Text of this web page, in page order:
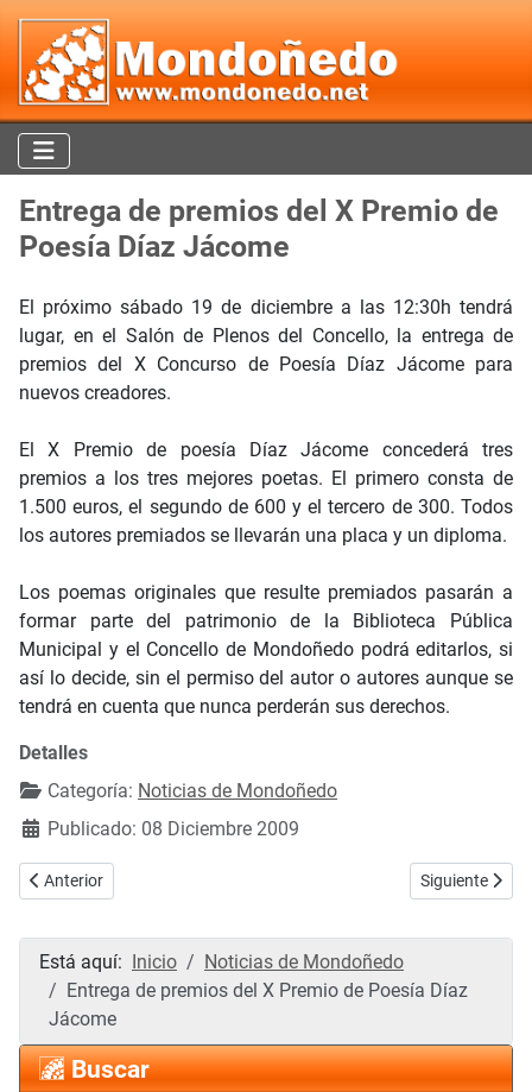
Entrega de premios del X Premio de
Poesía Díaz Jácome
El próximo sábado 19 de diciembre a las 12:30h tendrá
lugar, en el Salón de Plenos del Concello, la entrega de
premios del X Concurso de Poesía Díaz Jácome para
nuevos creadores.
El X Premio de poesía Díaz Jácome concederá tres
premios a los tres mejores poetas. El primero consta de
1.500 euros, el segundo de 600 y el tercero de 300. Todos
los autores premiados se llevarán una placa y un diploma.
Los poemas originales que resulte premiados pasarán a
formar parte del patrimonio de la Biblioteca Pública
Municipal y el Concello de Mondoñedo podrá editarlos, si
así lo decide, sin el permiso del autor o autores aunque se
tendrá en cuenta que nunca perderán sus derechos.
Detalles
Categoría: Noticias de Mondoñedo
Publicado: 08 Diciembre 2009
Artículo anterior: VÍDEO: La TVG dedicó el "Alalá" de esta semana a
Anterior Artículo
Siguiente
Está aquí: Inicio
Noticias de Mondoñedo
Entrega de premios del X Premio de Poesía Díaz
Jácome
Buscar